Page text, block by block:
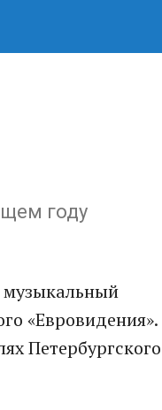
году
«Евровидения».
Петербургского